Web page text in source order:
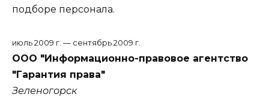
подборе персонала.
июль 2009 г. — сентябрь 2009 г.
ООО "Информационно-правовое агентство
"Гарантия права"
Зеленогорск